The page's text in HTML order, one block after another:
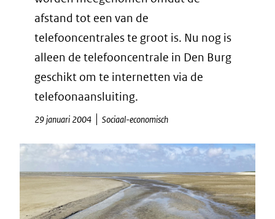
afstand tot een van de
telefooncentrales te groot is. Nu nog is
alleen de telefooncentrale in Den Burg
geschikt om te internetten via de
telefoonaansluiting.
29 januari 2004 Sociaal-economisch